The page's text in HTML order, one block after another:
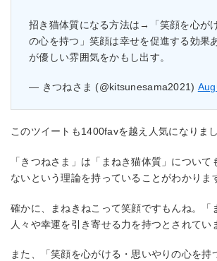
招き猫体質になる方法は→「笑顔を心が
の心を持つ」笑顔は幸せを促進する効果
が優しい雰囲気をかもし出す。
— きつねさま (@kitsunesama2021)
このツイートも1400favを越え人気になりまし
「きつねさま」は「まねき猫体質」につい
ないという理論を持っていることがわかりま
確かに、まねきねこって笑顔ですもんね。「
人々や幸運を引き寄せる力を持つとされてい
また、「笑顔を心がける・思いやりの心を持